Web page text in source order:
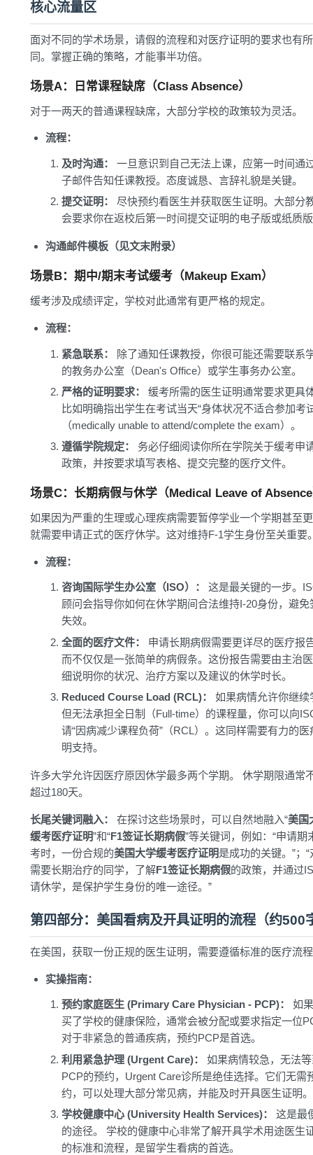
核心流量区
面对不同的学术场景，请假的流程和对医疗证明的要求也有
同。掌握正确的策略，才能事半功倍。
场景A：日常课程缺席（Class Absence）
对于一两天的普通课程缺席，大部分学校的政策较为灵活。
流程：
及时沟通：
一旦意识到自己无法上课，应第一时间通
子邮件告知任课教授。态度诚恳、言辞礼貌是关键。
提交证明：
尽快预约看医生并获取医生证明。大部分
会要求你在返校后第一时间提交证明的电子版或纸质
沟通邮件模板（见文末附录）
场景B：期中/期末考试缓考（Makeup Exam）
缓考涉及成绩评定，学校对此通常有更严格的规定。
流程：
紧急联系：
除了通知任课教授，你很可能还需要联系
的教务办公室（Dean's Office）或学生事务办公室。
严格的证明要求：
缓考所需的医生证明通常要求更具
比如明确指出学生在考试当天“身体状况不适合参加考
（medically unable to attend/complete the exam）。
遵循学院规定：
务必仔细阅读你所在学院关于缓考申
政策，并按要求填写表格、提交完整的医疗文件。
场景C：长期病假与休学（Medical Leave of
如果因为严重的生理或心理疾病需要暂停学业一个学期甚至
就需要申请正式的医疗休学。这对维持F-1学生身份至关重要
流程：
咨询国际学生办公室（ISO）：
这是最关键的一步。
顾问会指导你如何在休学期间合法维持I-20身份，避免
失效。
全面的医疗文件：
申请长期病假需要更详尽的医疗报
而不仅仅是一张简单的病假条。这份报告需要由主治
细说明你的状况、治疗方案以及建议的休学时长。
Reduced Course Load (RCL)：
如果病情允许你继续
但无法承担全日制（Full-time）的课程量，你可以向
请“因病减少课程负荷”（RCL）。这同样需要有力的医
明支持。
许多大学允许因医疗原因休学最多两个学期。 休学期限通常
超过180天。
长尾关键词融入： 在探讨这些场景时，可以自然地融入“美国
缓考医疗证明”和“F1签证长期病假”等关键词，例如：“申请期
考时，一份合规的美国大学缓考医疗证明是成功的关键。”；“
需要长期治疗的同学，了解F1签证长期病假的政策，并通过
请休学，是保护学生身份的唯一途径。”
第四部分：美国看病及开具证明的流程（约500
在美国，获取一份正规的医生证明，需要遵循标准的医疗流
实操指南：
预约家庭医生 (Primary Care Physician - PCP)：
如
买了学校的健康保险，通常会被分配或要求指定一位
对于非紧急的普通疾病，预约PCP是首选。
利用紧急护理 (Urgent Care)：
如果病情较急，无法
PCP的预约，Urgent Care诊所是绝佳选择。它们无需
约，可以处理大部分常见病，并能及时开具医生证明。
学校健康中心 (University Health Services)：
这是最
的途径。 学校的健康中心非常了解开具学术用途医生
的标准和流程，是留学生看病的首选。